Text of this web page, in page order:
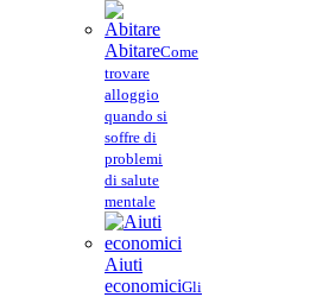
AbitareCome
trovare
alloggio
quando si
soffre di
problemi
di salute
mentale
Aiuti
economiciGli